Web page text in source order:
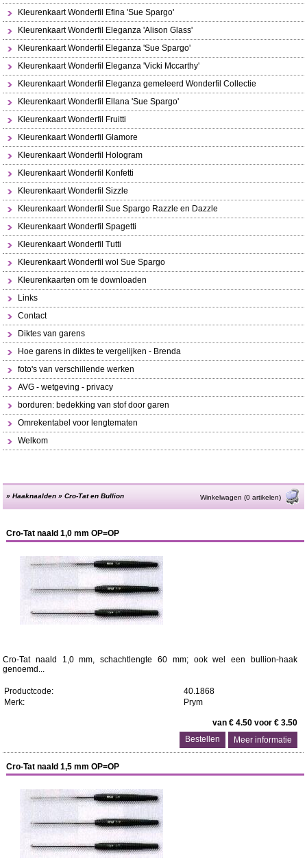
Kleurenkaart Wonderfil Efina 'Sue Spargo'
Kleurenkaart Wonderfil Eleganza 'Alison Glass'
Kleurenkaart Wonderfil Eleganza 'Sue Spargo'
Kleurenkaart Wonderfil Eleganza 'Vicki Mccarthy'
Kleurenkaart Wonderfil Eleganza gemeleerd Wonderfil Collectie
Kleurenkaart Wonderfil Ellana 'Sue Spargo'
Kleurenkaart Wonderfil Fruitti
Kleurenkaart Wonderfil Glamore
Kleurenkaart Wonderfil Hologram
Kleurenkaart Wonderfil Konfetti
Kleurenkaart Wonderfil Sizzle
Kleurenkaart Wonderfil Sue Spargo Razzle en Dazzle
Kleurenkaart Wonderfil Spagetti
Kleurenkaart Wonderfil Tutti
Kleurenkaart Wonderfil wol Sue Spargo
Kleurenkaarten om te downloaden
Links
Contact
Diktes van garens
Hoe garens in diktes te vergelijken - Brenda
foto's van verschillende werken
AVG - wetgeving - privacy
borduren: bedekking van stof door garen
Omrekentabel voor lengtematen
Welkom
»Haaknaalden »Cro-Tat en Bullion Winkelwagen (0 artikelen)
Cro-Tat naald 1,0 mm OP=OP
Cro-Tat naald 1,0 mm, schachtlengte 60 mm; ook wel een bullion-haak
genoemd...
Productcode:
40.1868
Merk:
Prym
van € 4.50 voor € 3.50
Meer informatie
Cro-Tat naald 1,5 mm OP=OP